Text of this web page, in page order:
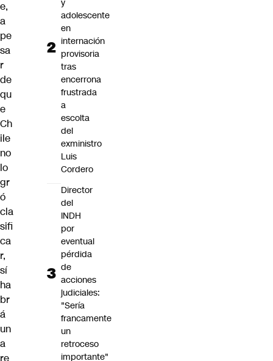
e,
a
pe
sa
r
de
qu
e
Ch
ile
no
lo
gr
ó
cla
sifi
ca
r,
sí
ha
br
á
un
a
re
y
adolescente
en
internación
provisoria
tras
encerrona
frustrada
a
escolta
del
exministro
Luis
Cordero
Director
del
INDH
por
eventual
pérdida
de
acciones
judiciales:
"Sería
francamente
un
retroceso
importante"